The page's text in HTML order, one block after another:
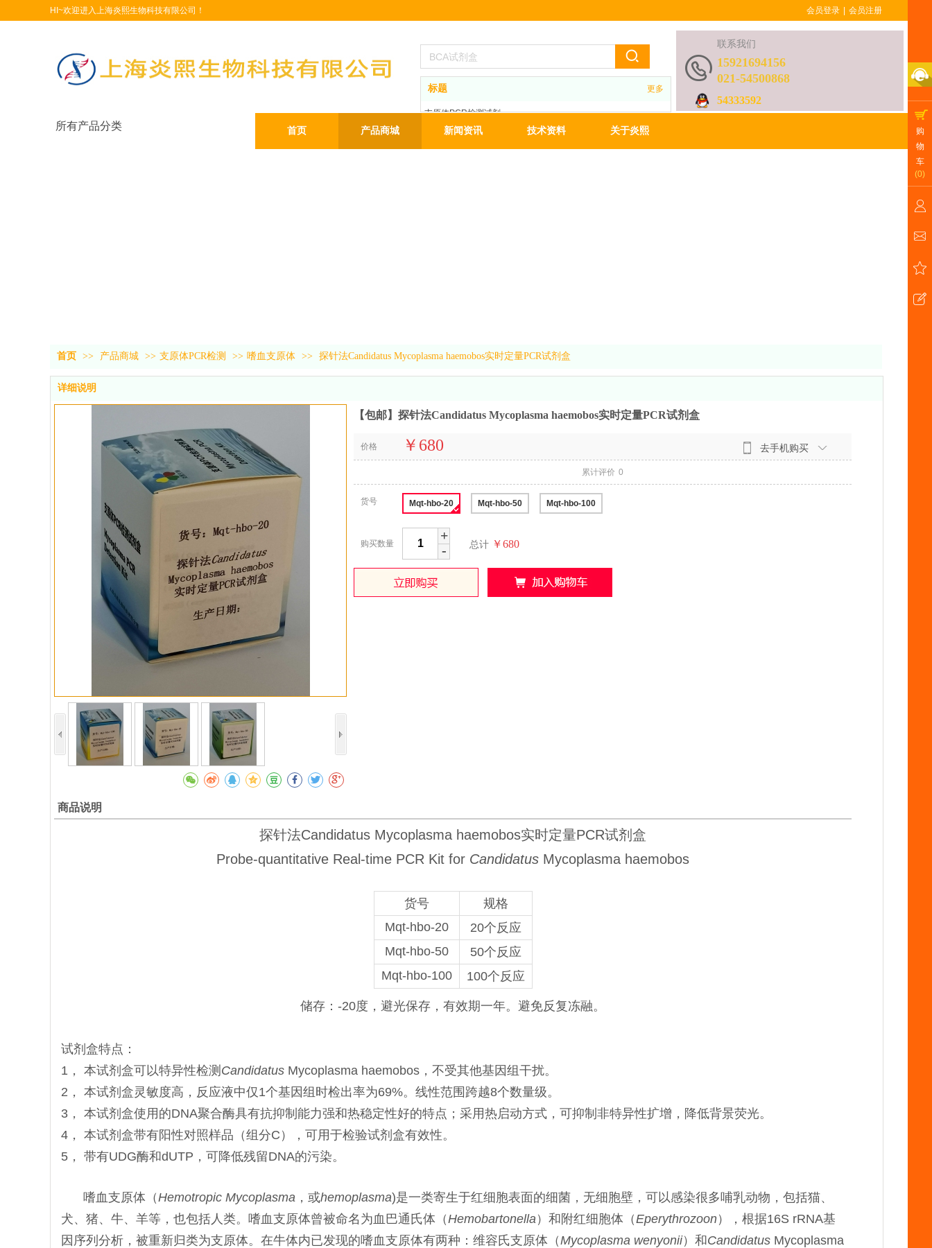
联系我们
54333592
15921694156
021-54500868
标题 更多
支原体PCR检测试剂
BCA蛋白定量试剂盒
所有产品分类 首页 产品商城 新闻资讯 技术资料 关于炎熙
HI~欢迎进入上海炎熙生物科技有限公司！ 会员登录 会员注册
首页 >> 产品商城 >> 支原体PCR检测 >> 嗜血支原体 >> 探针法Candidatus Mycoplasma haemobos实时定量PCR试剂盒
详细说明
【包邮】探针法Candidatus Mycoplasma haemobos实时定量PCR试剂盒
去手机购买
价格 ￥680
累计评价 0
货号 Mqt-hbo-20 Mqt-hbo-50 Mqt-hbo-100
购买数量 -
+
总计 ￥680
商品说明
探针法Candidatus Mycoplasma haemobos实时定量PCR试剂盒
Probe-quantitative Real-time PCR Kit for Candidatus Mycoplasma haemobos
货号
规格
Mqt-hbo-20
20个反应
Mqt-hbo-50
50个反应
Mqt-hbo-100
100个反应
储存：-20度，避光保存，有效期一年。避免反复冻融。
试剂盒特点：
1， 本试剂盒可以特异性检测 Candidatus Mycoplasma haemobos，不受其他基因组干扰。
2， 本试剂盒灵敏度高，反应液中仅1个基因组时检出率为69%。线性范围跨越8个数量级。
3， 本试剂盒使用的DNA聚合酶具有抗抑制能力强和热稳定性好的特点；采用热启动方式，可抑制非特异性扩增，降低背景荧光。
4， 本试剂盒带有阳性对照样品（组分C），可用于检验试剂盒有效性。
5， 带有UDG酶和dUTP，可降低残留DNA的污染。
嗜血支原体（Hemotropic Mycoplasma ，或hemoplasma)是一类寄生于红细胞表面的细菌，无细胞壁，可以感染很多哺乳动物，包括猫、
犬、猪、牛、羊等，也包括人类。嗜血支原体曾被命名为血巴通氏体（Hemobartonella）和附红细胞体（Eperythrozoon），根据16S rRNA基
因序列分析，被重新归类为支原体。在牛体内已发现的嗜血支原体有两种：维容氏支原体（Mycoplasma wenyonii）和Candidatus Mycoplasma
购
物
车
(0)